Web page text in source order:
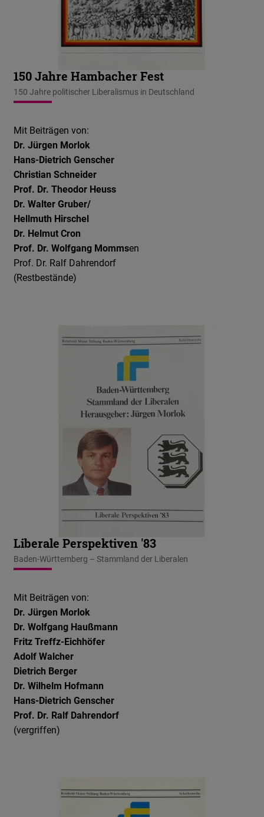
150 Jahre Hambacher Fest
150 Jahre politischer Liberalismus in Deutschland
Mit Beiträgen von:
Dr. Jürgen Morlok
Hans-Dietrich Genscher
Christian Schneider
Prof. Dr. Theodor Heuss
Dr. Walter Gruber/
Hellmuth Hirschel
Dr. Helmut Cron
Prof. Dr. Wolfgang Mommsen
Prof. Dr. Ralf Dahrendorf
(Restbestände)
Liberale Perspektiven '83
Baden-Württemberg – Stammland der Liberalen
Mit Beiträgen von:
Dr. Jürgen Morlok
Dr. Wolfgang Haußmann
Fritz Treffz-Eichhöfer
Adolf Walcher
Dietrich Berger
Dr. Wilhelm Hofmann
Hans-Dietrich Genscher
Prof. Dr. Ralf Dahrendorf
(vergriffen)